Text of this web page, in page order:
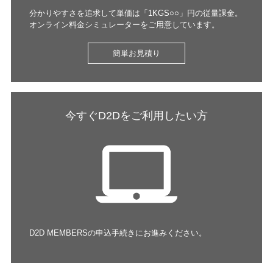
分かりやすさを追求して単価は「1KGS○○」円の従量課金。
オンライン料金シミュレーターをご用意しています。​​ ​
簡単お見積り
今すぐD2Dをご利用したい方
D2D MEMBERSの申込手続きにお進みください。 ​